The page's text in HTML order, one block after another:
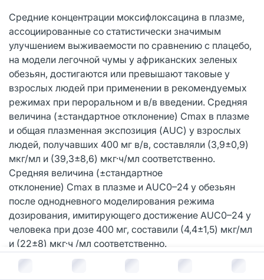
В корзину за руб.
Средние концентрации моксифлоксацина в плазме,
ассоциированные со статистически значимым
улучшением выживаемости по сравнению с плацебо,
на модели легочной чумы у африканских зеленых
обезьян, достигаются или превышают таковые у
взрослых людей при применении в рекомендуемых
режимах при пероральном и в/в введении. Средняя
величина (±стандартное отклонение) Cmax в плазме
и общая плазменная экспозиция (AUC) у взрослых
людей, получавших 400 мг в/в, составляли (3,9±0,9)
мкг/мл и (39,3±8,6) мкг·ч/мл соответственно.
Средняя величина (±стандартное
отклонение) Cmax в плазме и AUC0–24 у обезьян
после однодневного моделирования режима
дозирования, имитирующего достижение AUC0–24 у
человека при дозе 400 мг, составили (4,4±1,5) мкг/мл
и (22±8) мкг·ч /мл соответственно.